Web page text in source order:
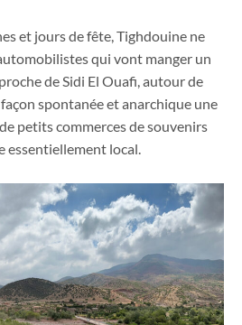
et jours de fête, Tighdouine ne
qui vont manger un
de Sidi El Ouafi, autour de
façon spontanée et anarchique une
petits commerces de souvenirs
essentiellement local.